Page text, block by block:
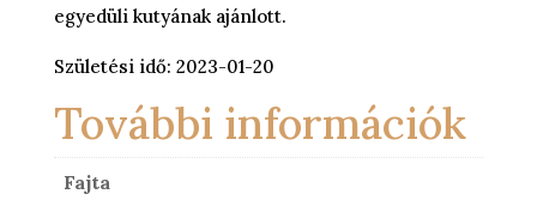
egyedüli kutyának ajánlott.
Születési idő: 2023-01-20
További információk
Fajta